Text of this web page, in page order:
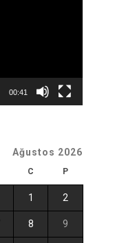
00:41
Ağustos 2026
C P
1 2
8 9